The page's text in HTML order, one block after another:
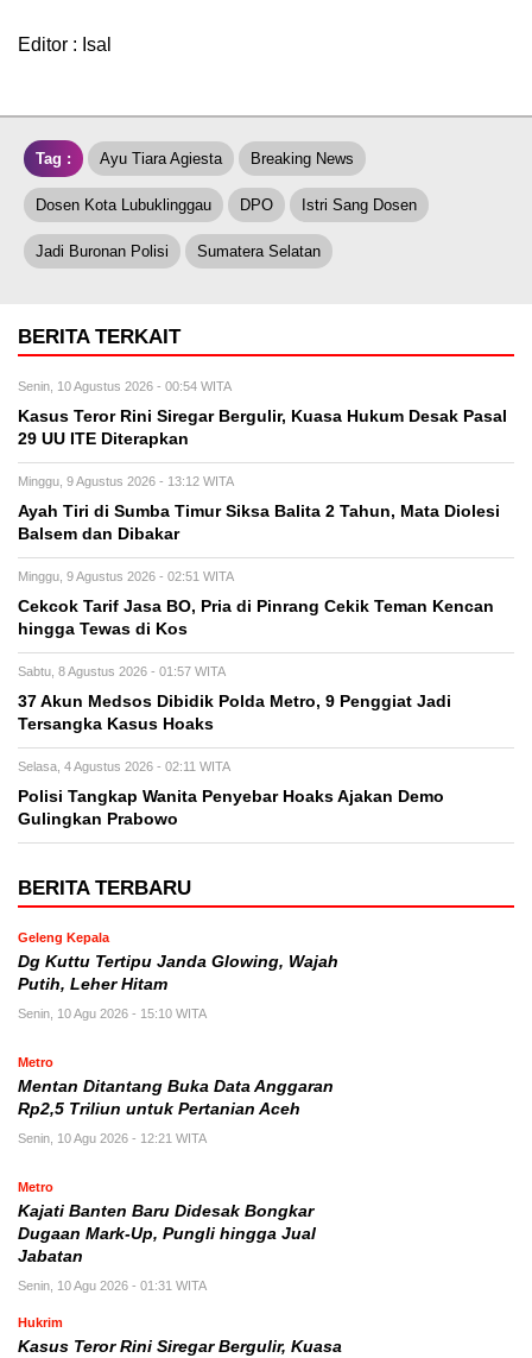
Editor : Isal
Tag : Ayu Tiara Agiesta Breaking News
Dosen Kota Lubuklinggau DPO Istri Sang Dosen
Jadi Buronan Polisi Sumatera Selatan
BERITA TERKAIT
Senin, 10 Agustus 2026 - 00:54 WITA
Kasus Teror Rini Siregar Bergulir, Kuasa Hukum Desak Pasal
29 UU ITE Diterapkan
Minggu, 9 Agustus 2026 - 13:12 WITA
Ayah Tiri di Sumba Timur Siksa Balita 2 Tahun, Mata Diolesi
Balsem dan Dibakar
Minggu, 9 Agustus 2026 - 02:51 WITA
Cekcok Tarif Jasa BO, Pria di Pinrang Cekik Teman Kencan
hingga Tewas di Kos
Sabtu, 8 Agustus 2026 - 01:57 WITA
37 Akun Medsos Dibidik Polda Metro, 9 Penggiat Jadi
Tersangka Kasus Hoaks
Selasa, 4 Agustus 2026 - 02:11 WITA
Polisi Tangkap Wanita Penyebar Hoaks Ajakan Demo
Gulingkan Prabowo
BERITA TERBARU
Geleng Kepala
Dg Kuttu Tertipu Janda Glowing, Wajah
Putih, Leher Hitam
Senin, 10 Agu 2026 - 15:10 WITA
Metro
Mentan Ditantang Buka Data Anggaran
Rp2,5 Triliun untuk Pertanian Aceh
Senin, 10 Agu 2026 - 12:21 WITA
Metro
Kajati Banten Baru Didesak Bongkar
Dugaan Mark-Up, Pungli hingga Jual
Jabatan
Senin, 10 Agu 2026 - 01:31 WITA
Hukrim
Kasus Teror Rini Siregar Bergulir, Kuasa